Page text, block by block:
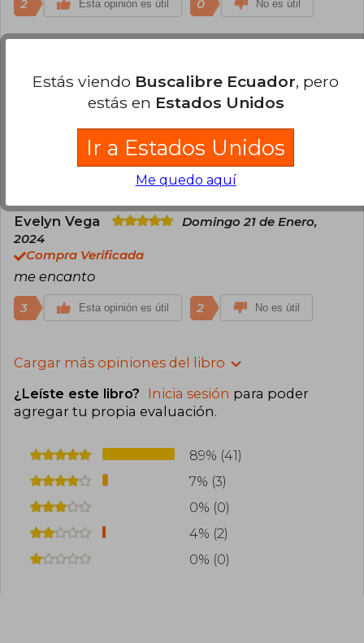
2 Esta opinión es útil 0 No es útil
Compra Verificada
Un muy buen libro tanto para aprendizaje como
para referente. Es super fácil de entender y ayuda
bastante en el proceso creativo.
Esta opinión es útil 0
Evelyn Vega
Domingo 21 de Enero,
2024
Compra Verificada
me encanto
3 Esta opinión es útil 2 No es útil
Cargar más opiniones del libro
¿Leíste este libro? Inicia sesión para poder
agregar tu propia evaluación.
89% (41)
7% (3)
0% (0)
4% (2)
0% (0)
Estás viendo Buscalibre Ecuador, pero
estás en Estados Unidos
Ir a Estados Unidos
Me quedo aquí